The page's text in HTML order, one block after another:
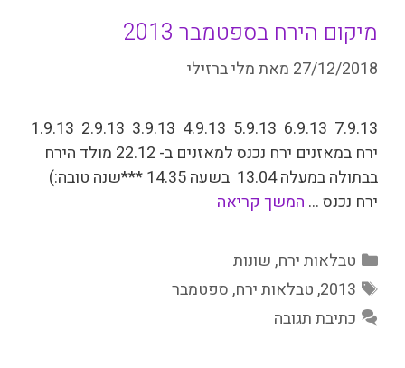
מיקום הירח בספטמבר 2013
27/12/2018 מאתמלי ברזילי
7.9.13 6.9.13 5.9.13 4.9.13 3.9.13 2.9.13 1.9.13
ירח במאזנים ירח נכנס למאזנים ב- 22.12 מולד הירח
בבתולה במעלה 13.04 בשעה 14.35 ***שנה טובה:)
ירח נכנס … המשך קריאה
קטגוריות
טבלאות ירח,שונות
תגיות
2013
,טבלאות ירח,ספטמבר
כתיבת תגובה